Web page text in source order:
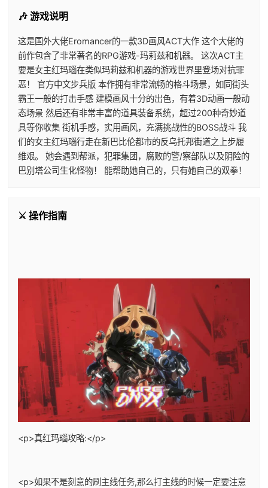
🎶 游戏说明
这是国外大佬Eromancer的一款3D画风ACT大作 这个大佬的
前作包含了非常著名的RPG游戏-玛莉兹和机器。 这次ACT主
要是女主红玛瑙在类似玛莉兹和机器的游戏世界里登场对抗罪
恶！ 官方中文步兵版 本作拥有非常流畅的格斗场景，如同街头
霸王一般的打击手感 建模画风十分的出色，有着3D动画一般动
态场景 然后还有非常丰富的道具装备系统，超过200种奇妙道
具等你收集 街机手感，实用画风，充满挑战性的BOSS战斗 我
们的女主红玛瑙行走在新巴比伦都市的反乌托邦街道之上步履
维艰。 她会遇到帮派，犯罪集团，腐败的警/察部队以及阴险的
巴别塔公司生化怪物！ 能帮助她自己的，只有她自己的双拳！
⚔️ 操作指南
<p>真红玛瑙攻略:</p>
<p>如果不是刻意的刷主线任务,那么打主线的时候一定要注意